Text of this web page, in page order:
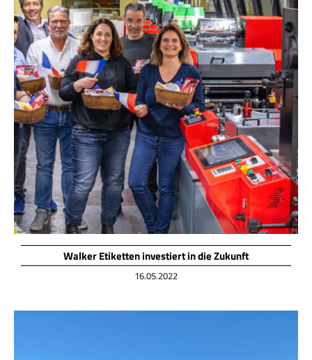
Walker Etiketten investiert in die Zukunft
16.05.2022